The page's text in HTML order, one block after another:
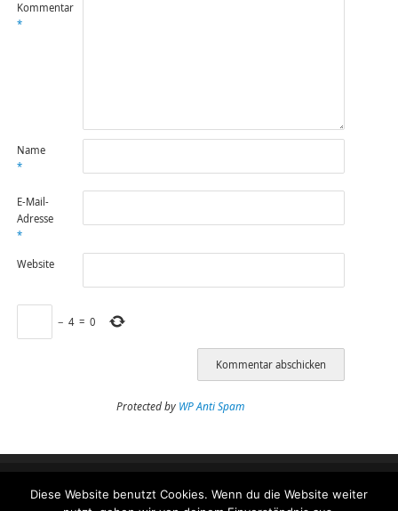
Kommentar
*
Name
*
E-Mail-
Adresse
*
Website
− 4 = 0
Protected by WP Anti Spam
Impressum Datenschutzeinstellungen Benutzer Datenschutzerklärung
Diese Website benutzt Cookies. Wenn du die Website weiter